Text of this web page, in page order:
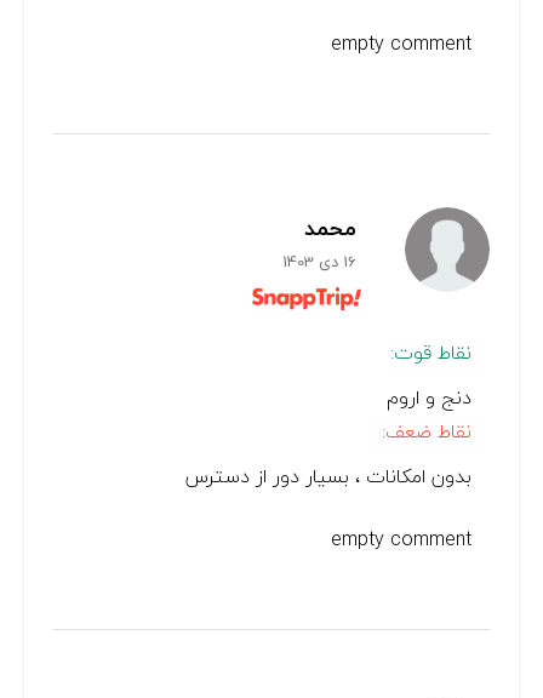
empty comment
محمد
16 دی 1403
نقاط قوت:
دنج و اروم
نقاط ضعف:
بدون امکانات ، بسیار دور از دسترس
empty comment